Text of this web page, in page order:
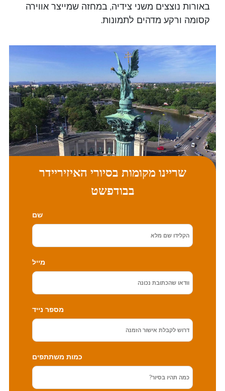
באורות נוצצים משני צידיה, במחזה שמייצר אווירה
קסומה ורקע מדהים לתמונות.
שריינו מקומות בסיורי האיזיריידר
בבודפשט
שם
מייל
מספר נייד
כמות משתתפים